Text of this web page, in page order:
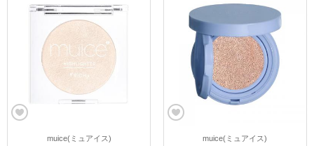
muice(ミュアイス) muice(ミュアイス)